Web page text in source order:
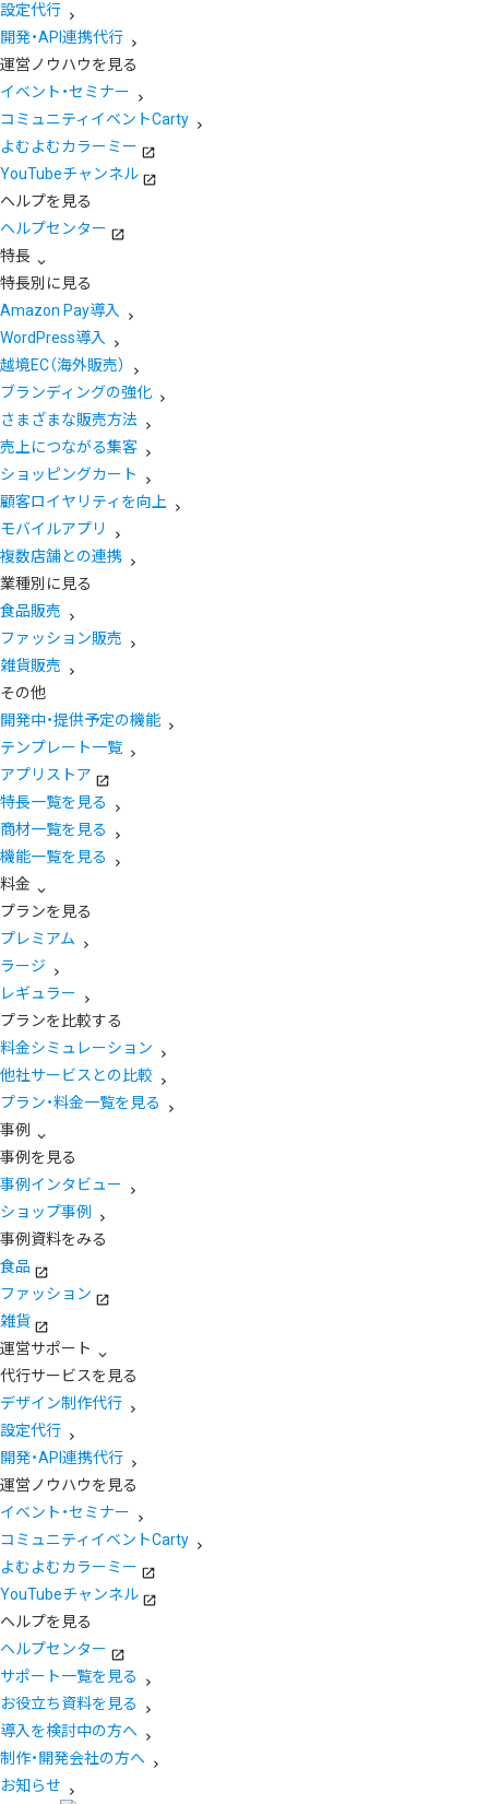
設定代行
開発・API連携代行
運営ノウハウを見る
イベント・セミナー
コミュニティイベントCarty
よむよむカラーミー
YouTubeチャンネル
ヘルプを見る
ヘルプセンター
特長
特長別に見る
Amazon Pay導入
WordPress導入
越境EC（海外販売）
ブランディングの強化
さまざまな販売方法
売上につながる集客
ショッピングカート
顧客ロイヤリティを向上
モバイルアプリ
複数店舗との連携
業種別に見る
食品販売
ファッション販売
雑貨販売
その他
開発中・提供予定の機能
テンプレート一覧
アプリストア
特長一覧を見る
商材一覧を見る
機能一覧を見る
料金
プランを見る
プレミアム
ラージ
レギュラー
プランを比較する
料金シミュレーション
他社サービスとの比較
プラン・料金一覧を見る
事例
事例を見る
事例インタビュー
ショップ事例
事例資料をみる
食品
ファッション
雑貨
運営サポート
代行サービスを見る
デザイン制作代行
設定代行
開発・API連携代行
運営ノウハウを見る
イベント・セミナー
コミュニティイベントCarty
よむよむカラーミー
YouTubeチャンネル
ヘルプを見る
ヘルプセンター
サポート一覧を見る
お役立ち資料を見る
導入を検討中の方へ
制作・開発会社の方へ
お知らせ